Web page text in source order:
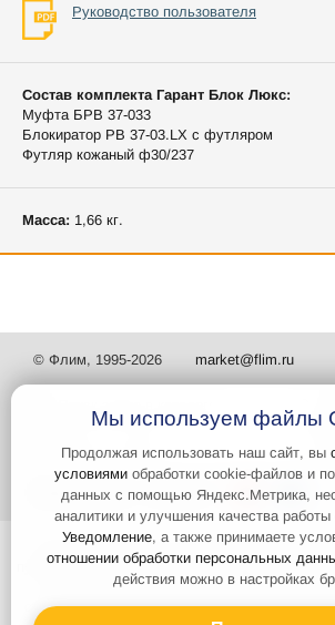
Руководство пользователя
Состав комплекта Гарант Блок Люкс:
Муфта БРВ 37-033
Блокиратор РВ 37-03.LX с футляром
Футляр кожаный ф30/237
Масса: 1,66 кг.
© Флим, 1995-2026 market@flim.ru
Задать вопрос Контакты
Интернет-сайт носит информационный
публичной офертой, которая определяется
Гражданского кодекса РФ. Информация о
стоимости товаров, указанных на сайте,
Мы используем файлы
Продолжая использовать наш сайт, вы
условиями обработки cookie-файлов и
данных с помощью Яндекс.Метрика,
аналитики и улучшения качества работы
Уведомление, а также принимаете
отношении обработки персональных
действия можно в настройках